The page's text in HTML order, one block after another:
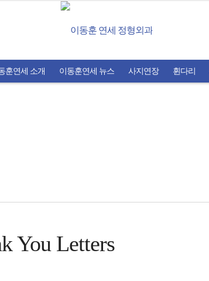
훈연세 소개 이동훈연세 뉴스 사지연장 휜다리
You Letters